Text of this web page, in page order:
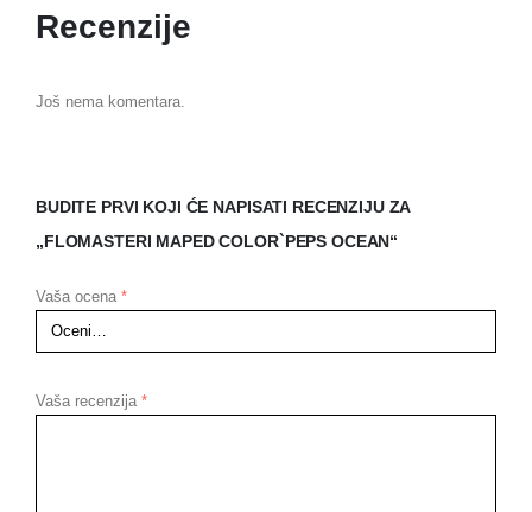
Recenzije
Još nema komentara.
BUDITE PRVI KOJI ĆE NAPISATI RECENZIJU ZA
„FLOMASTERI MAPED COLOR`PEPS OCEAN“
Vaša ocena *
Vaša recenzija *